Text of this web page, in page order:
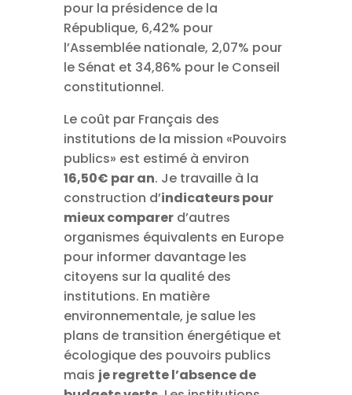
pour la présidence de la
République, 6,42% pour
l’Assemblée nationale, 2,07% pour
le Sénat et 34,86% pour le Conseil
constitutionnel.
Le coût par Français des
institutions de la mission «Pouvoirs
publics» est estimé à environ
16,50€ par an. Je travaille à la
construction d’indicateurs pour
mieux comparerd’autres
organismes équivalents en Europe
pour informer davantage les
citoyens sur la qualité des
institutions. En matière
environnementale, je salue les
plans de transition énergétique et
écologique des pouvoirs publics
mais je regrette l’absence de